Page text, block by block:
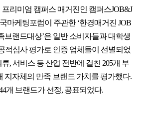
리미엄 캠퍼스 매거진인 캠퍼스JOB&J
마케팅포럼이 주관한 ‘한경매거진 JOB
브랜드대상’은 일반 소비자들과 대학생
적심사 평가로 인증 업체들이 선별되었
, 서비스 등 산업 전반에 걸친 205개 부
지자체의 만족 브랜드 가치를 평가했다.
개 브랜드가 선정, 공표되었다.